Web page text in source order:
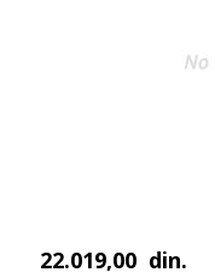
22.019,00 din.